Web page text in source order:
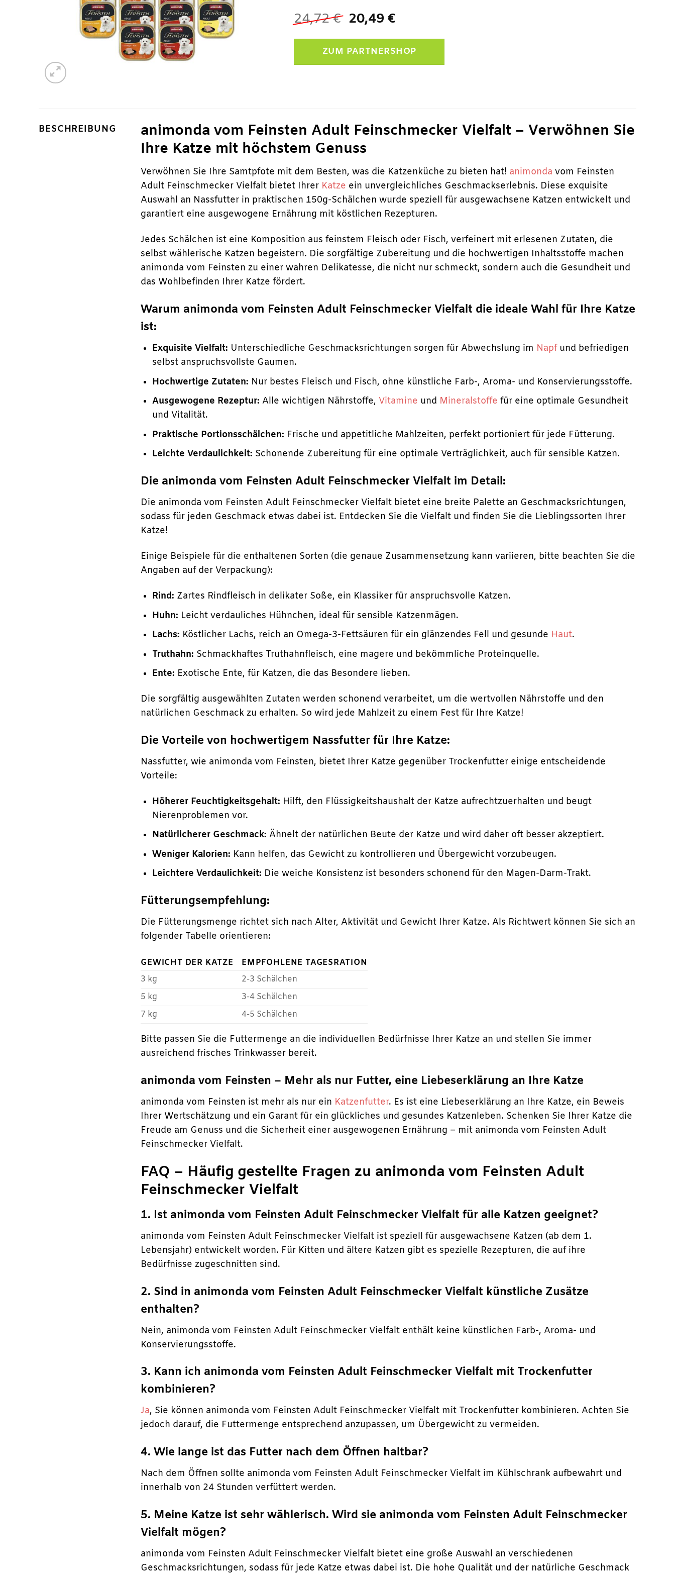
24,72€ Ursprünglicher
war:
24,72 €
20,49€
ist:
20,49 €.
ZUM PARTNERSHOP
BESCHREIBUNG
animonda vom Feinsten Adult Feinschmecker Vielfalt – Verwöhnen Sie
Ihre Katze mit höchstem Genuss
Verwöhnen Sie Ihre Samtpfote mit dem Besten, was die Katzenküche zu bieten hat! animonda vom Feinsten
Adult Feinschmecker Vielfalt bietet Ihrer Katze ein unvergleichliches Geschmackserlebnis. Diese exquisite
Auswahl an Nassfutter in praktischen 150g-Schälchen wurde speziell für ausgewachsene Katzen entwickelt und
garantiert eine ausgewogene Ernährung mit köstlichen Rezepturen.
Jedes Schälchen ist eine Komposition aus feinstem Fleisch oder Fisch, verfeinert mit erlesenen Zutaten, die
selbst wählerische Katzen begeistern. Die sorgfältige Zubereitung und die hochwertigen Inhaltsstoffe machen
animonda vom Feinsten zu einer wahren Delikatesse, die nicht nur schmeckt, sondern auch die Gesundheit und
das Wohlbefinden Ihrer Katze fördert.
Warum animonda vom Feinsten Adult Feinschmecker Vielfalt die ideale Wahl für Ihre Katze
ist:
Exquisite Vielfalt: Unterschiedliche Geschmacksrichtungen sorgen für Abwechslung im Napfund befriedigen
selbst anspruchsvollste Gaumen.
Hochwertige Zutaten: Nur bestes Fleisch und Fisch, ohne künstliche Farb-, Aroma- und Konservierungsstoffe.
Ausgewogene Rezeptur: Alle wichtigen Nährstoffe, Vitamine und Mineralstoffe für eine optimale Gesundheit
und Vitalität.
Praktische Portionsschälchen: Frische und appetitliche Mahlzeiten, perfekt portioniert für jede Fütterung.
Leichte Verdaulichkeit: Schonende Zubereitung für eine optimale Verträglichkeit, auch für sensible Katzen.
Die animonda vom Feinsten Adult Feinschmecker Vielfalt im Detail:
Die animonda vom Feinsten Adult Feinschmecker Vielfalt bietet eine breite Palette an Geschmacksrichtungen,
sodass für jeden Geschmack etwas dabei ist. Entdecken Sie die Vielfalt und finden Sie die Lieblingssorten Ihrer
Katze!
Einige Beispiele für die enthaltenen Sorten (die genaue Zusammensetzung kann variieren, bitte beachten Sie die
Angaben auf der Verpackung):
Rind: Zartes Rindfleisch in delikater Soße, ein Klassiker für anspruchsvolle Katzen.
Huhn: Leicht verdauliches Hühnchen, ideal für sensible Katzenmägen.
Lachs: Köstlicher Lachs, reich an Omega-3-Fettsäuren für ein glänzendes Fell und gesunde Haut.
Truthahn: Schmackhaftes Truthahnfleisch, eine magere und bekömmliche Proteinquelle.
Ente: Exotische Ente, für Katzen, die das Besondere lieben.
Die sorgfältig ausgewählten Zutaten werden schonend verarbeitet, um die wertvollen Nährstoffe und den
natürlichen Geschmack zu erhalten. So wird jede Mahlzeit zu einem Fest für Ihre Katze!
Die Vorteile von hochwertigem Nassfutter für Ihre Katze:
Nassfutter, wie animonda vom Feinsten, bietet Ihrer Katze gegenüber Trockenfutter einige entscheidende
Vorteile:
Höherer Feuchtigkeitsgehalt: Hilft, den Flüssigkeitshaushalt der Katze aufrechtzuerhalten und beugt
Nierenproblemen vor.
Natürlicherer Geschmack: Ähnelt der natürlichen Beute der Katze und wird daher oft besser akzeptiert.
Weniger Kalorien: Kann helfen, das Gewicht zu kontrollieren und Übergewicht vorzubeugen.
Leichtere Verdaulichkeit: Die weiche Konsistenz ist besonders schonend für den Magen-Darm-Trakt.
Fütterungsempfehlung:
Die Fütterungsmenge richtet sich nach Alter, Aktivität und Gewicht Ihrer Katze. Als Richtwert können Sie sich an
folgender Tabelle orientieren:
GEWICHT DER KATZE
EMPFOHLENE TAGESRATION
3 kg
2-3 Schälchen
5 kg
3-4 Schälchen
7 kg
4-5 Schälchen
Bitte passen Sie die Futtermenge an die individuellen Bedürfnisse Ihrer Katze an und stellen Sie immer
ausreichend frisches Trinkwasser bereit.
animonda vom Feinsten – Mehr als nur Futter, eine Liebeserklärung an Ihre Katze
animonda vom Feinsten ist mehr als nur ein Katzenfutter. Es ist eine Liebeserklärung an Ihre Katze, ein Beweis
Ihrer Wertschätzung und ein Garant für ein glückliches und gesundes Katzenleben. Schenken Sie Ihrer Katze die
Freude am Genuss und die Sicherheit einer ausgewogenen Ernährung – mit animonda vom Feinsten Adult
Feinschmecker Vielfalt.
FAQ – Häufig gestellte Fragen zu animonda vom Feinsten Adult
Feinschmecker Vielfalt
1. Ist animonda vom Feinsten Adult Feinschmecker Vielfalt für alle Katzen geeignet?
animonda vom Feinsten Adult Feinschmecker Vielfalt ist speziell für ausgewachsene Katzen (ab dem 1.
Lebensjahr) entwickelt worden. Für Kitten und ältere Katzen gibt es spezielle Rezepturen, die auf ihre
Bedürfnisse zugeschnitten sind.
2. Sind in animonda vom Feinsten Adult Feinschmecker Vielfalt künstliche Zusätze
enthalten?
Nein, animonda vom Feinsten Adult Feinschmecker Vielfalt enthält keine künstlichen Farb-, Aroma- und
Konservierungsstoffe.
3. Kann ich animonda vom Feinsten Adult Feinschmecker Vielfalt mit Trockenfutter
kombinieren?
Ja, Sie können animonda vom Feinsten Adult Feinschmecker Vielfalt mit Trockenfutter kombinieren. Achten Sie
jedoch darauf, die Futtermenge entsprechend anzupassen, um Übergewicht zu vermeiden.
4. Wie lange ist das Futter nach dem Öffnen haltbar?
Nach dem Öffnen sollte animonda vom Feinsten Adult Feinschmecker Vielfalt im Kühlschrank aufbewahrt und
innerhalb von 24 Stunden verfüttert werden.
5. Meine Katze ist sehr wählerisch. Wird sie animonda vom Feinsten Adult Feinschmecker
Vielfalt mögen?
animonda vom Feinsten Adult Feinschmecker Vielfalt bietet eine große Auswahl an verschiedenen
Geschmacksrichtungen, sodass für jede Katze etwas dabei ist. Die hohe Qualität und der natürliche Geschmack